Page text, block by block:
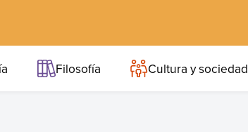
Filosofía Cultura y sociedad